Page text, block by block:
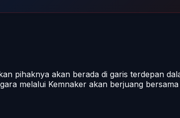
pihaknya akan berada di garis terdepan
melalui Kemnaker akan berjuang